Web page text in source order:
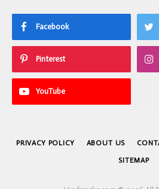
Facebook
Pinterest
YouTube
PRIVACY POLICY ABOUT US
SITEMAP